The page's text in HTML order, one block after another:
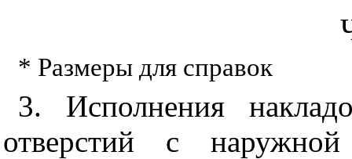
* Размеры для справок
3. Исполнения
отверстий с